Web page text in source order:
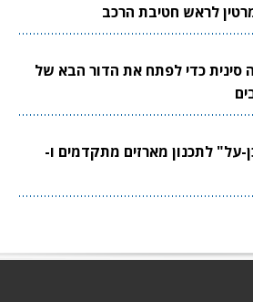
לראש חטיבת הרכב
סינית כדי לפתח את הדור הבא של
על" לתכנון מארזים מתקדמים ו-